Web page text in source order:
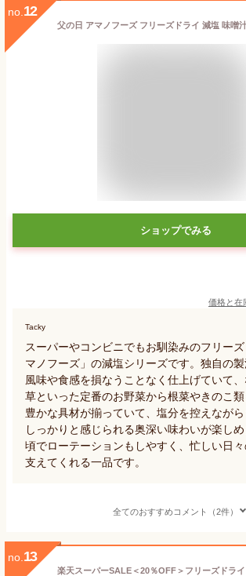
no. 12
ショップでみる
価格と在
Tacky
スーパーやコンビニでもお馴染みのフリー
マノフーズ」の減塩シリーズです。独自の
風味や食感を損なうことなく仕上げていて
草といった定番のお野菜から根菜やきのこ
豊かな具材が揃っていて、塩分を控えなが
しっかりと感じられる奥深い味わいが楽し
頃でローテーションもしやすく、忙しい日
支えてくれる一品です。
全てのおすすめコメント（2件）
no. 13